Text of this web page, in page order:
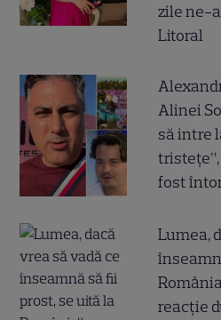
zile ne-
Litoral
Alinei
să intre
tristețe”,
fost
Lumea,
reacție